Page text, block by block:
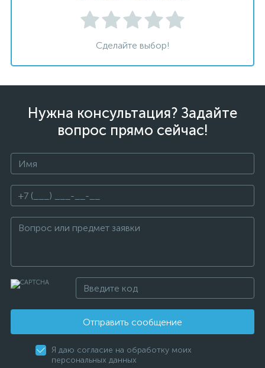
Сделайте выбор!
Нужна консультация? Задайте
вопрос прямо сейчас!
Отправить сообщение
Я даю согласие на обработку моих
персональных данных